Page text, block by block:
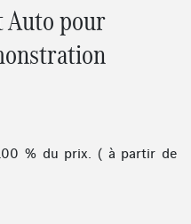
Auto pour
% du prix. ( à partir de